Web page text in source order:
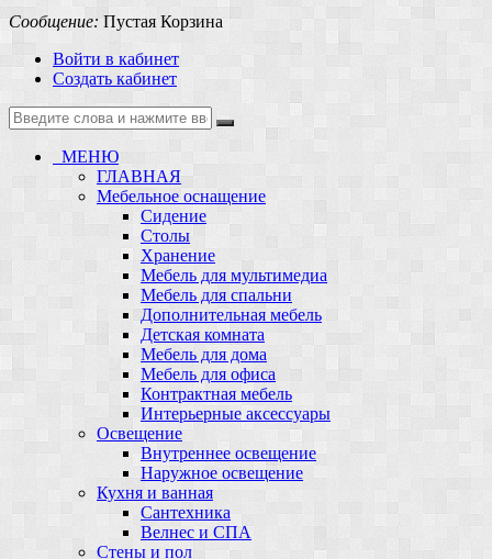
Сообщение: Пустая Корзина
Войти в кабинет
Создать кабинет
МЕНЮ
ГЛАВНАЯ
Мебельное оснащение
Сидение
Столы
Хранение
Мебель для мультимедиа
Мебель для спальни
Дополнительная мебель
Детская комната
Мебель для дома
Мебель для офиса
Контрактная мебель
Интерьерные аксессуары
Освещение
Внутреннее освещение
Наружное освещение
Кухня и ванная
Сантехника
Велнес и СПА
Стены и пол